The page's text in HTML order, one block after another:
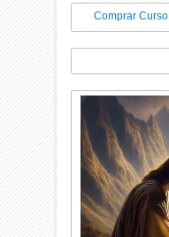
Comprar Curso